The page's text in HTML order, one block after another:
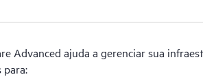
Advanced ajuda a gerenciar sua
para: